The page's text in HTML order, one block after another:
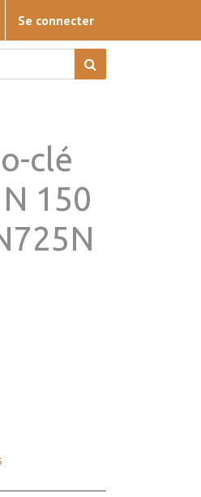
Se connecter
clé
150